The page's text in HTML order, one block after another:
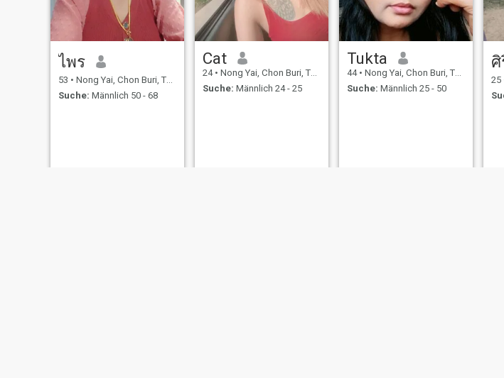
ไพร
53 • Nong Yai, Chon Buri, Thailand
Suche: Männlich 50 - 68
Cat
24 • Nong Yai, Chon Buri, Thailand
Suche: Männlich 24 - 25
Tukta
44 • Nong Yai, Chon Buri, Thailand
Suche: Männlich 25 - 50
25